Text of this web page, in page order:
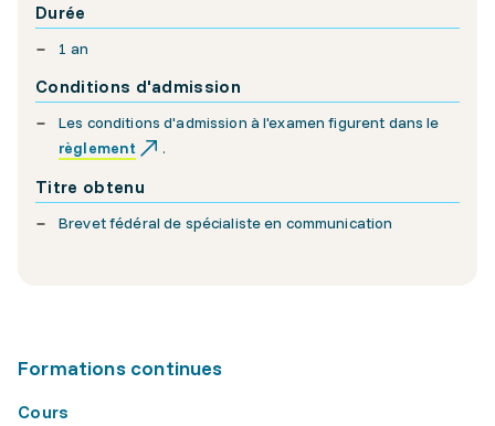
Durée
1 an
Conditions d'admission
Les conditions d'admission à l'examen figurent dans le
règlement
.
Titre obtenu
Brevet fédéral de spécialiste en communication
Formations continues
Cours